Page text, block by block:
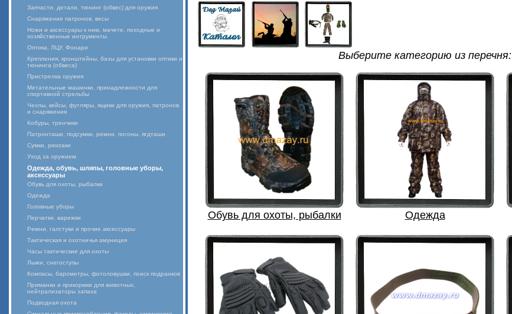
Запчасти, детали, тюнинг (обвес) для оружия
Снаряжение патронов, весы
Ножи и аксессуары к ним, мачете, походные и
хозяйственные интрументы
Оптика, ЛЦУ, Фонари
Крепления, кронштейны, базы для установки оптики и
тюнинга (обвеса)
Пристрелка оружия
Метательные машинки, принадлежности для
спортивной стрельбы
Чехлы, кейсы, футляры, ящики для оружия, патронов
и снаряжения
Кобуры, тренчики
Патронташи, подсумки, ремни, погоны, ягдташи
Сумки, рюкзаки
Уход за оружием
Одежда, обувь, шляпы, головные уборы,
аксессуары
Обувь для охоты, рыбалки
Одежда
Головные уборы
Перчатки, варежки
Ремни, галстуки и прочие аксессуары
Тактическая и охотничья амуниция
Часы тактические для охоты
Лыжи, снегоступы
Компасы, барометры, фотоловушки, поиск подранков
Приманки и прикормки для животных,
нейтрализаторы запаха
Подводная охота
Выберите категорию из перечня:
Обувь для охоты, рыбалки Одежда